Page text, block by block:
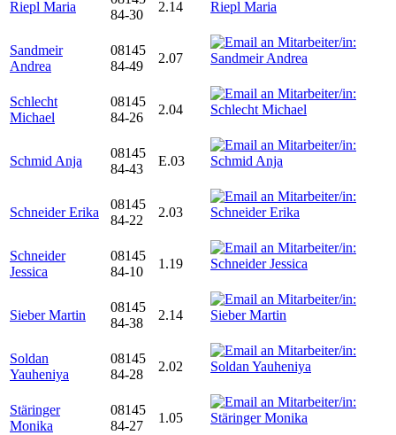
Riepl Maria
84-30
2.14
Sandmeir
Andrea
08145
84-49
2.07
Schlecht
Michael
08145
84-26
2.04
Schmid Anja
08145
84-43
E.03
Schneider Erika
08145
84-22
2.03
Schneider
Jessica
08145
84-10
1.19
Sieber Martin
08145
84-38
2.14
Soldan
Yauheniya
08145
84-28
2.02
Stäringer
Monika
08145
84-27
1.05